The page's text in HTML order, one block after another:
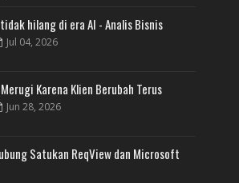
hilang di era AI - Analis Bisnis
Jul 04, 2026
Karena Klien Berubah Terus
Jun 28, 2026
Satukan ReqView dan Microsoft